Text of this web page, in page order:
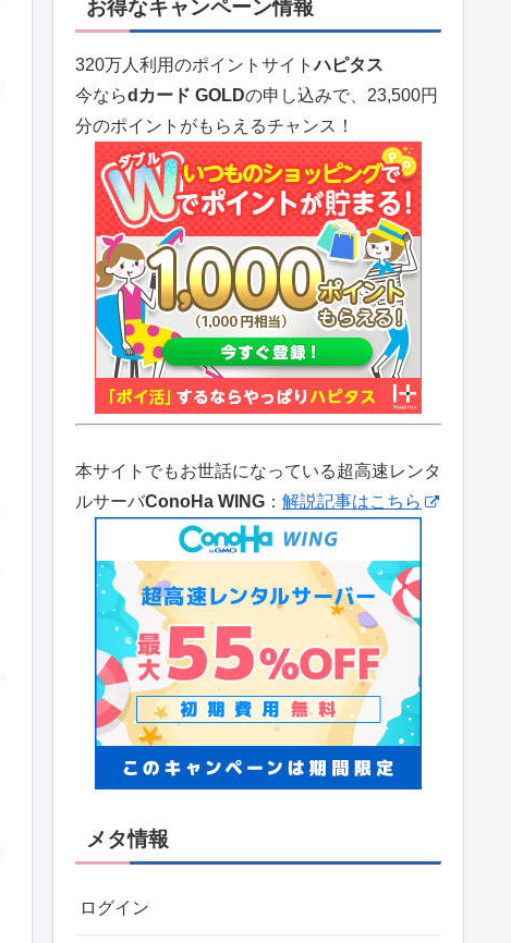
お得なキャンペーン情報
320万人利用のポイントサイトハピタス
今ならdカード GOLDの申し込みで、23,500円
分のポイントがもらえるチャンス！
本サイトでもお世話になっている超高速レンタ
ルサーバConoHa WING ： 解説記事はこちら
メタ情報
ログイン